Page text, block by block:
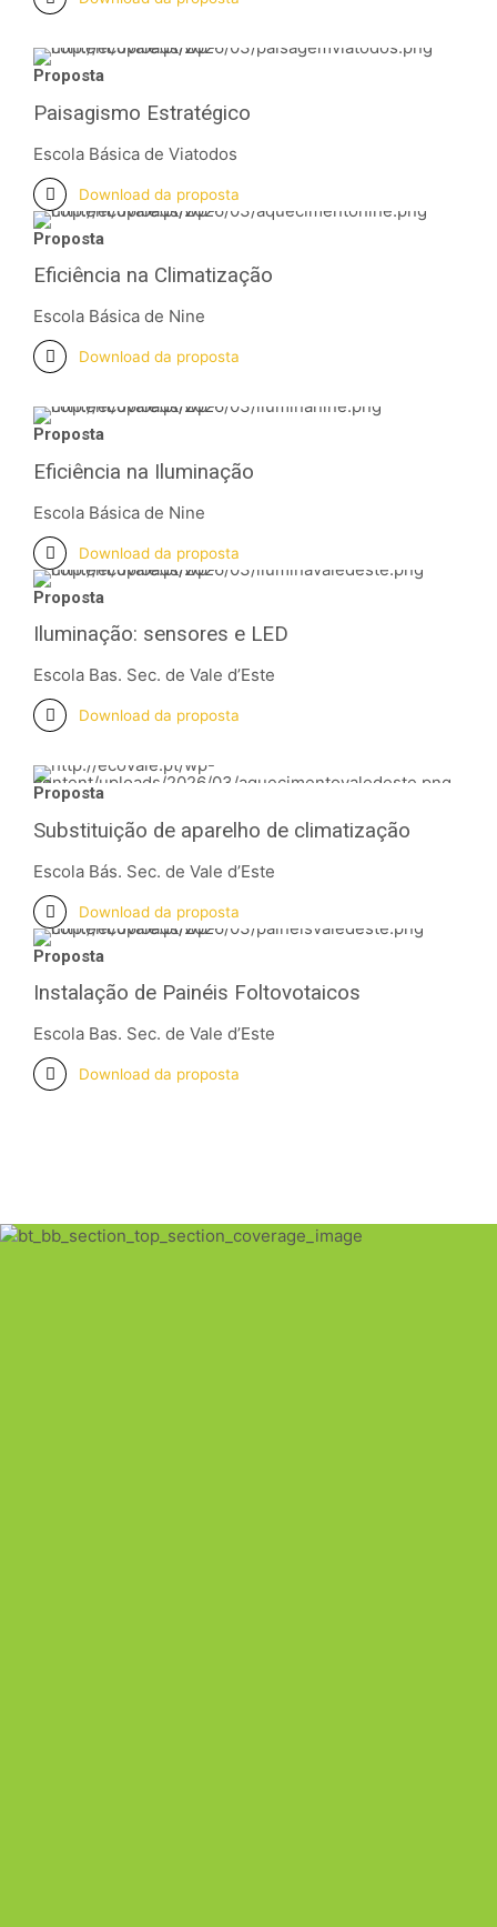
Proposta
Paisagismo Estratégico
Escola Básica de Viatodos
Download da proposta
Proposta
Eficiência na Climatização
Escola Básica de Nine
Download da proposta
Proposta
Eficiência na Iluminação
Escola Básica de Nine
Download da proposta
Proposta
Iluminação: sensores e LED
Escola Bas. Sec. de Vale d’Este
Download da proposta
Proposta
Substituição de aparelho de climatização
Escola Bás. Sec. de Vale d’Este
Download da proposta
Proposta
Instalação de Painéis Foltovotaicos
Escola Bas. Sec. de Vale d’Este
Download da proposta